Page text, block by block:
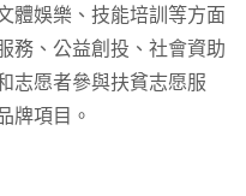
體娛樂、技能培訓等方面
務、公益創投、社會資助
志愿者參與扶貧志愿服
牌項目。